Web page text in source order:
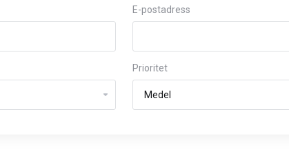
E-postadress
Prioritet